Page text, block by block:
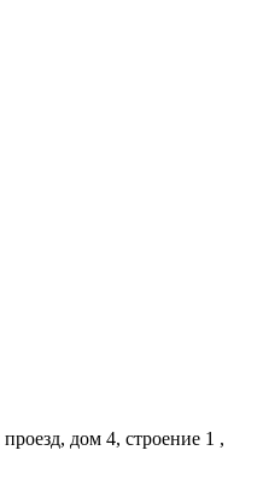
дом 4, строение 1 ,